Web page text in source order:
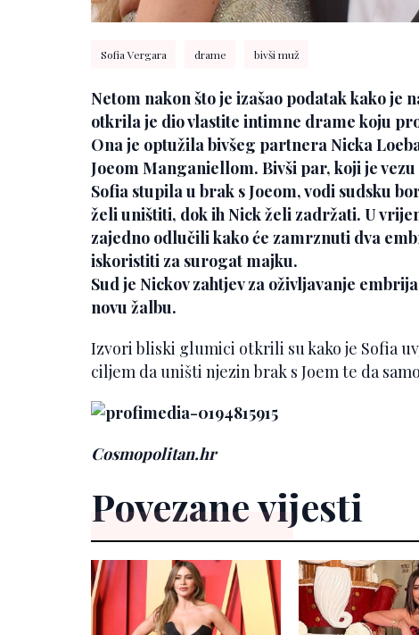
Sofia Vergara drame bivši muž
Netom nakon što je izašao podatak kako
otkrila je dio vlastite intimne drame koju
Ona je optužila bivšeg partnera Nicka
Joeom Manganiellom. Bivši par, koji je
Sofia stupila u brak s Joeom, vodi sudsku
želi uništiti, dok ih Nick želi zadržati. U
zajedno odlučili kako će zamrznuti dva
iskoristiti za surogat majku.
Sud je Nickov zahtjev za oživljavanje
novu žalbu.
Izvori bliski glumici otkrili su kako je Sofia
ciljem da uništi njezin brak s Joem te da
Cosmopolitan.hr
Povezane vijesti